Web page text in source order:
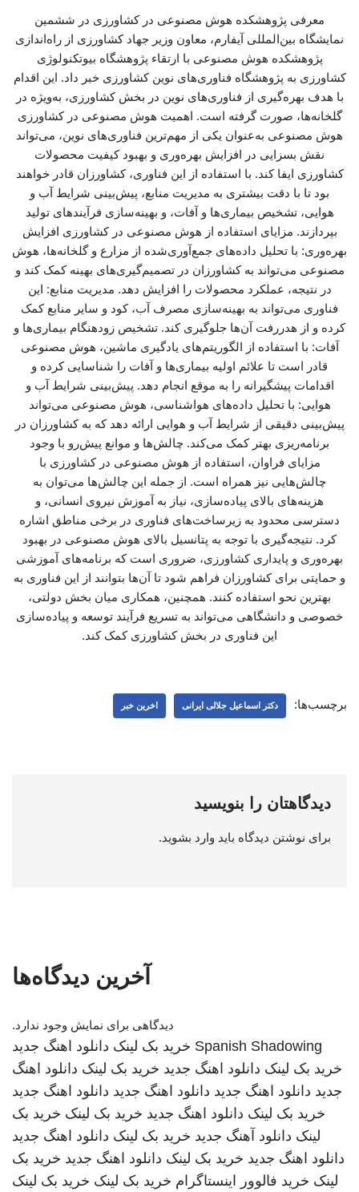
معرفی پژوهشکده هوش مصنوعی در کشاورزی در ششمین
نمایشگاه بین‌المللی آیفارم، معاون وزیر جهاد کشاورزی از راه‌اندازی
پژوهشکده هوش مصنوعی با ارتقاء پژوهشگاه بیوتکنولوژی
کشاورزی به پژوهشگاه فناوری‌های نوین کشاورزی خبر داد. این اقدام
با هدف بهره‌گیری از فناوری‌های نوین در بخش کشاورزی، به‌ویژه در
گلخانه‌ها، صورت گرفته است. اهمیت هوش مصنوعی در کشاورزی
هوش مصنوعی به‌عنوان یکی از مهم‌ترین فناوری‌های نوین، می‌تواند
نقش بسزایی در افزایش بهره‌وری و بهبود کیفیت محصولات
کشاورزی ایفا کند. با استفاده از این فناوری، کشاورزان قادر خواهند
بود تا با دقت بیشتری به مدیریت منابع، پیش‌بینی شرایط آب و
هوایی، تشخیص بیماری‌ها و آفات، و بهینه‌سازی فرآیندهای تولید
بپردازند. مزایای استفاده از هوش مصنوعی در کشاورزی افزایش
بهره‌وری: با تحلیل داده‌های جمع‌آوری‌شده از مزارع و گلخانه‌ها، هوش
مصنوعی می‌تواند به کشاورزان در تصمیم‌گیری‌های بهینه کمک کند و
در نتیجه، عملکرد محصولات را افزایش دهد. مدیریت منابع: این
فناوری می‌تواند به بهینه‌سازی مصرف آب، کود و سایر منابع کمک
کرده و از هدررفت آن‌ها جلوگیری کند. تشخیص زودهنگام بیماری‌ها و
آفات: با استفاده از الگوریتم‌های یادگیری ماشین، هوش مصنوعی
قادر است تا علائم اولیه بیماری‌ها و آفات را شناسایی کرده و
اقدامات پیشگیرانه را به موقع انجام دهد. پیش‌بینی شرایط آب و
هوایی: با تحلیل داده‌های هواشناسی، هوش مصنوعی می‌تواند
پیش‌بینی دقیقی از شرایط آب و هوایی ارائه دهد که به کشاورزان در
برنامه‌ریزی بهتر کمک می‌کند. چالش‌ها و موانع پیش‌رو با وجود
مزایای فراوان، استفاده از هوش مصنوعی در کشاورزی با
چالش‌هایی نیز همراه است. از جمله این چالش‌ها می‌توان به
هزینه‌های بالای پیاده‌سازی، نیاز به آموزش نیروی انسانی، و
دسترسی محدود به زیرساخت‌های فناوری در برخی مناطق اشاره
کرد. نتیجه‌گیری با توجه به پتانسیل بالای هوش مصنوعی در بهبود
بهره‌وری و پایداری کشاورزی، ضروری است که برنامه‌های آموزشی
و حمایتی برای کشاورزان فراهم شود تا آن‌ها بتوانند از این فناوری به
بهترین نحو استفاده کنند. همچنین، همکاری میان بخش دولتی،
خصوصی و دانشگاهی می‌تواند به تسریع فرآیند توسعه و پیاده‌سازی
این فناوری در بخش کشاورزی کمک کند.
برچسب‌ها: دکتر اسماعیل جلالی ایرانی اخرین خبر
دیدگاهتان را بنویسید
برای نوشتن دیدگاه باید وارد بشوید.
آخرین دیدگاه‌ها
دیدگاهی برای نمایش وجود ندارد.
Spanish Shadowing خرید بک لینک دانلود اهنگ جدید
خرید بک لینک دانلود اهنگ جدید خرید بک لینک دانلود اهنگ
جدید دانلود اهنگ جدید دانلود اهنگ جدید دانلود اهنگ جدید
خرید بک لینک دانلود اهنگ جدید خرید بک لینک خرید بک
لینک دانلود آهنگ جدید خرید بک لینک دانلود اهنگ جدید
دانلود اهنگ جدید خرید بک لینک دانلود اهنگ جدید خرید بک
لینک خرید فالوور اینستاگرام خرید بک لینک خرید بک لینک